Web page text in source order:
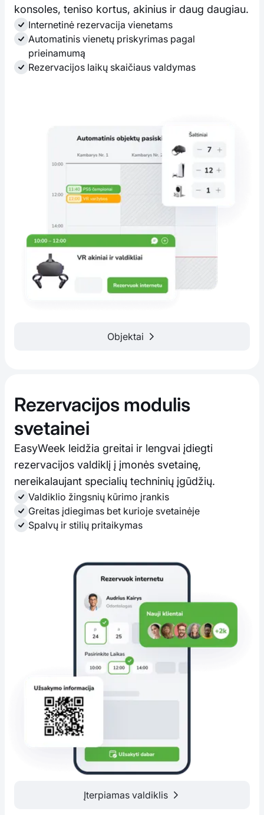
konsoles, teniso kortus, akinius ir daug daugiau.
Internetinė rezervacija vienetams
Automatinis vienetų priskyrimas pagal
prieinamumą
Rezervacijos laikų skaičiaus valdymas
Objektai
Rezervacijos modulis
svetainei
EasyWeek leidžia greitai ir lengvai įdiegti
rezervacijos valdiklį į įmonės svetainę,
nereikalaujant specialių techninių įgūdžių.
Valdiklio žingsnių kūrimo įrankis
Greitas įdiegimas bet kurioje svetainėje
Spalvų ir stilių pritaikymas
Įterpiamas valdiklis